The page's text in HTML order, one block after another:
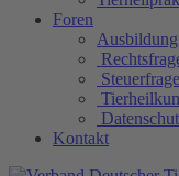
Foren
Kontakt